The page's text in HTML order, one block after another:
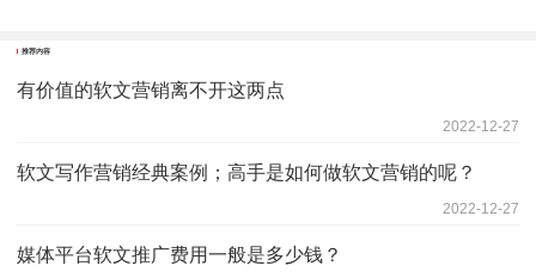
推荐内容
有价值的软文营销离不开这两点
2022-12-27
软文写作营销经典案例；高手是如何做软文营销的呢？
2022-12-27
媒体平台软文推广费用一般是多少钱？